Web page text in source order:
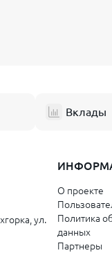
Вклады
ул.
О проекте
Политика
данных
Партнеры